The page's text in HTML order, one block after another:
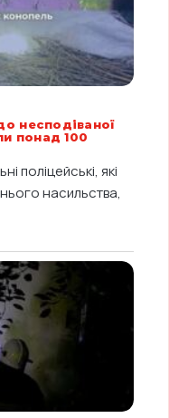
несподіваної
понад 100
поліцейські, які
насильства,